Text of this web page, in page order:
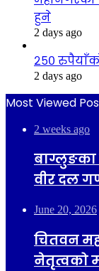
हुने
2 days ago
२५०
2 days ago
Most Viewed
2 weeks ago
बाग्लुङका
वीर दल
June 20, 2026
चितवन
नेतृत्वको